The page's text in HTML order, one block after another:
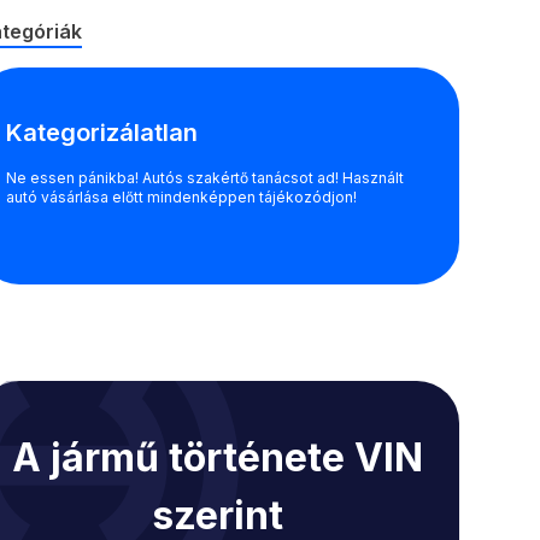
Kategorizálatlan
Ne essen pánikba! Autós szakértő tanácsot ad! Használt
autó vásárlása előtt mindenképpen tájékozódjon!
A jármű története VIN
szerint